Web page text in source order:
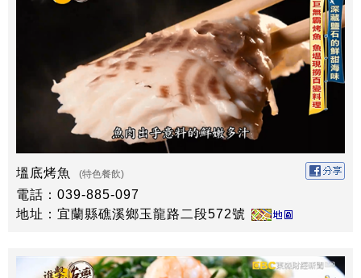
塭底烤魚 (特色餐飲)
電話：039-885-097
地址：宜蘭縣礁溪鄉玉龍路二段572號